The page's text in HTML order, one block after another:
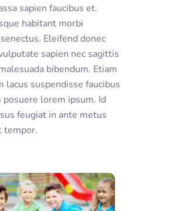
sapien faucibus et.
habitant morbi
Eleifend donec
sapien nec sagittis
bibendum. Etiam
lacus suspendisse faucibus
lorem ipsum. Id
feugiat in ante metus
tempor.